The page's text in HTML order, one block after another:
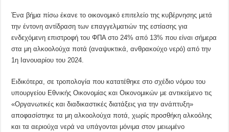
Ένα βήμα πίσω έκανε το οικονομικό επιτελείο της κυβέρνησης μετά
την έντονη αντίδραση των επαγγελματιών της εστίασης για
ενδεχόμενη επιστροφή του ΦΠΑ στο 24% από 13% που είναι σήμερα
στα μη αλκοολούχα ποτά (αναψυκτικά, ανθρακούχο νερό) από την
1η Ιανουαρίου του 2024.
Ειδικότερα, σε τροπολογία που κατατέθηκε στο σχέδιο νόμου του
υπουργείου Εθνικής Οικονομίας και Οικονομικών με αντικείμενο τις
«Οργανωτικές και διαδικαστικές διατάξεις για την ανάπτυξη»
αποφασίστηκε τα μη αλκοολούχα ποτά, χωρίς προσθήκη αλκοόλης
και τα αεριούχα νερά να υπάγονται μόνιμα στον μειωμένο